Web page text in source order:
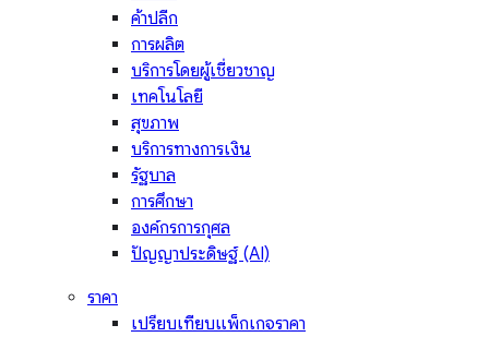
ค้าปลีก
การผลิต
บริการโดยผู้เชี่ยวชาญ
เทคโนโลยี
สุขภาพ
บริการทางการเงิน
รัฐบาล
การศึกษา
องค์กรการกุศล
ปัญญาประดิษฐ์ (AI)
ราคา
เปรียบเทียบแพ็กเกจราคา